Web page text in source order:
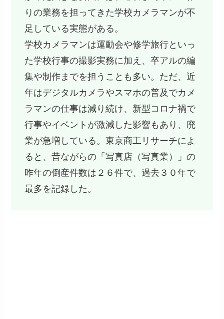
りの業務を担ってきた学校カメラマンが不
足している実態がある。
学校カメラマンは運動会や修学旅行といっ
た学校行事の撮影実務に加え、卒アルの編
集や制作までを担うことも多い。ただ、近
年はデジタルカメラやスマホの普及でカメ
ラマンの仕事は減り続け、新型コロナ禍で
行事やイベントが激減した影響もあり、廃
業が急増している。東京商工リサーチによ
ると、昔ながらの「写真店（写真業）」の
昨年の倒産件数は２６件で、過去３０年で
最多を記録した。